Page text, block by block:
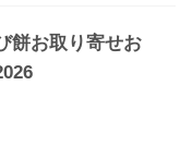
餅お取り寄せお